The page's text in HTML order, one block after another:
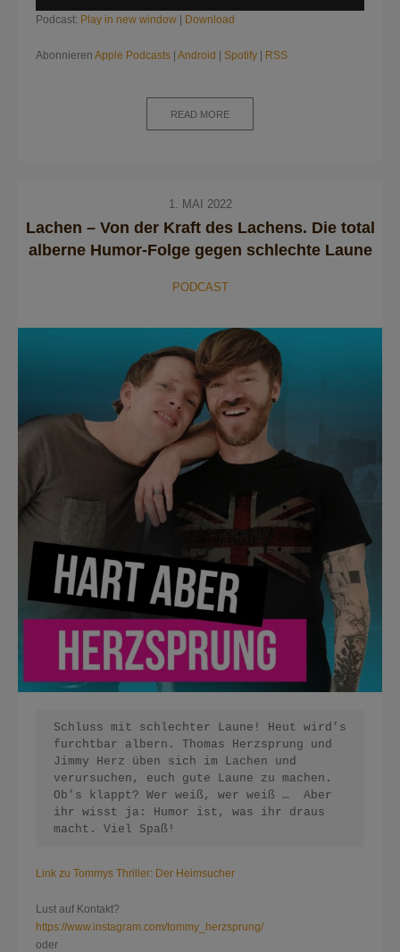
Podcast: Play in new window Download
Abonnieren Apple Podcasts Android Spotify RSS
READ MORE
1. MAI 2022
Lachen – Von der Kraft des Lachens. Die total
alberne Humor-Folge gegen schlechte Laune
PODCAST
Schluss mit schlechter Laune! Heut wird’s
furchtbar albern. Thomas Herzsprung und
Jimmy Herz üben sich im Lachen und
verursuchen, euch gute Laune zu machen.
Ob’s klappt? Wer weiß, wer weiß …  Aber
ihr wisst ja: Humor ist, was ihr draus
macht. Viel Spaß!
Link zu Tommys Thriller: Der Heimsucher
Lust auf Kontakt?
https://www.instagram.com/tommy_herzsprung/
oder